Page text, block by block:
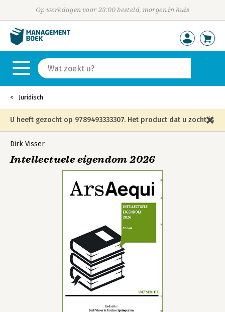
Op werkdagen voor 23:00 besteld, morgen in huis
Juridisch
U heeft gezocht op 9789493333307. Het product dat u zocht is
niet meer in die editie leverbaar en is vervangen door de
onderstaande editie.
Dirk Visser
Intellectuele eigendom 2026